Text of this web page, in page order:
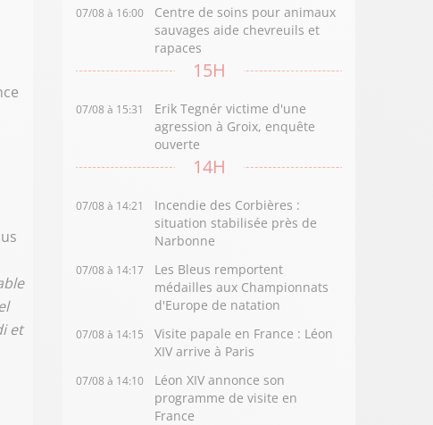
et
07/08 à 16:00
Centre de soins pour animaux
sauvages aide chevreuils et
rapaces
15H
07/08 à 15:31
Erik Tegnér victime d'une
agression à Groix, enquête
ouverte
14H
07/08 à 14:21
Incendie des Corbières :
situation stabilisée près de
Narbonne
07/08 à 14:17
Les Bleus remportent
médailles aux Championnats
d'Europe de natation
07/08 à 14:15
Visite papale en France : Léon
XIV arrive à Paris
07/08 à 14:10
Léon XIV annonce son
programme de visite en
France